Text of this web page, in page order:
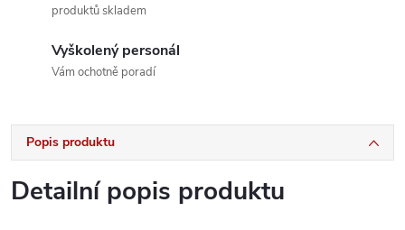
produktů skladem
Vyškolený personál
Vám ochotně poradí
Popis produktu
Detailní popis produktu